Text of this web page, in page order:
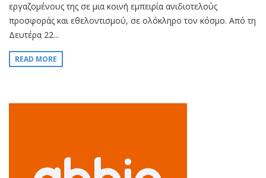
εργαζομένους της σε μια κοινή εμπειρία ανιδιοτελούς
προσφοράς και εθελοντισμού, σε ολόκληρο τον κόσμο. Από τη
Δευτέρα 22...
READ MORE